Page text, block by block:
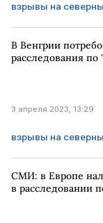
взрывы на
Газ
Газовые
расследование
В Венгрии
расследования
3 апреля 2023, 13:29
взрывы на
Газ
Газовые
СМИ: в Европе
в расследовании